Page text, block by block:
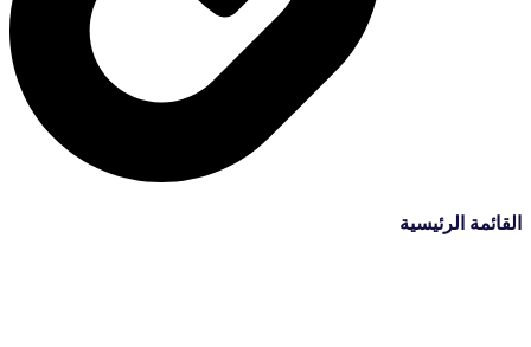
القائمة الرئيسية